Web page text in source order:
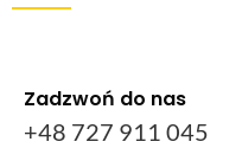
Zadzwoń do nas
+48 727 911 045